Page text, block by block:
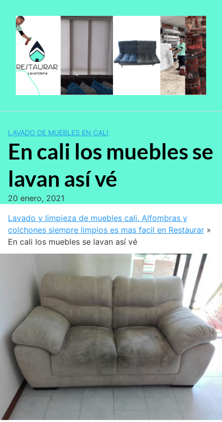
contenido
LAVADO DE MUEBLES EN CALI
En cali los muebles se
lavan así vé
20 enero, 2021
Lavado y limpieza de muebles cali, Alfombras y
colchones siempre limpios es mas facil en Restaurar »
En cali los muebles se lavan así vé